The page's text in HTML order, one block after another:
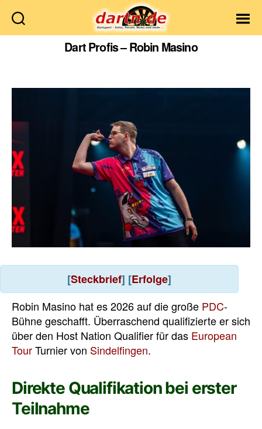
Dartn.de
Dart Profis – Robin Masino
[Steckbrief] [Erfolge]
Robin Masino hat es 2026 auf die große PDC-
Bühne geschafft. Überraschend qualifizierte er sich
über den Host Nation Qualifier für das European
TourTurnier von Sindelfingen.
Direkte Qualifikation bei erster
Teilnahme